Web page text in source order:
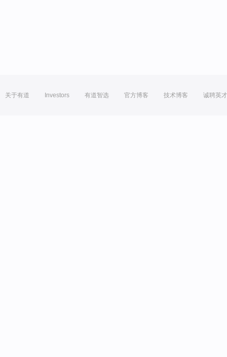
关于有道 Investors 有道智选 官方博客 技术博客 诚聘英才